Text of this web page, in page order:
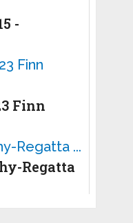
-
Finn
Regatta